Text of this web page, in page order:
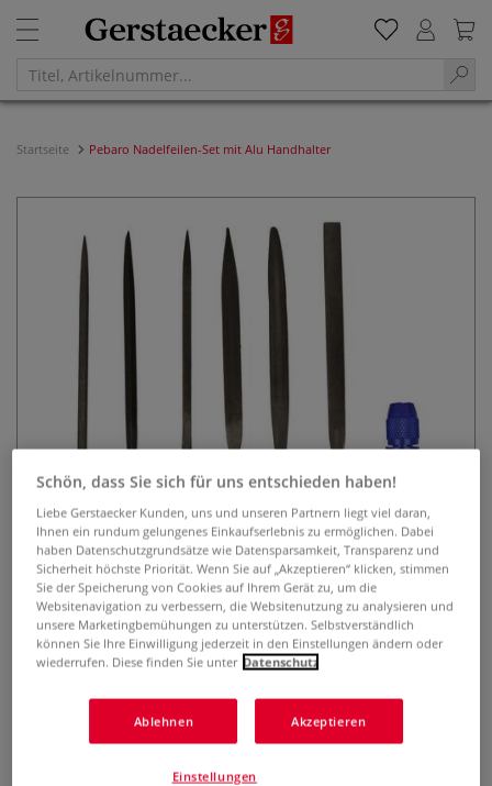
Startseite Pebaro Nadelfeilen-Set mit Alu Handhalter
Handhalter
Schön, dass Sie sich für uns entschieden haben!
Liebe Gerstaecker Kunden, uns und unseren Partnern liegt viel daran,
Ihnen ein rundum gelungenes Einkaufserlebnis zu ermöglichen. Dabei
haben Datenschutzgrundsätze wie Datensparsamkeit, Transparenz und
Sicherheit höchste Priorität. Wenn Sie auf „Akzeptieren“ klicken, stimmen
Sie der Speicherung von Cookies auf Ihrem Gerät zu, um die
Websitenavigation zu verbessern, die Websitenutzung zu analysieren und
unsere Marketingbemühungen zu unterstützen. Selbstverständlich
können Sie Ihre Einwilligung jederzeit in den Einstellungen ändern oder
wiederrufen. Diese finden Sie unter Datenschutz
Ablehnen Akzeptieren
Einstellungen